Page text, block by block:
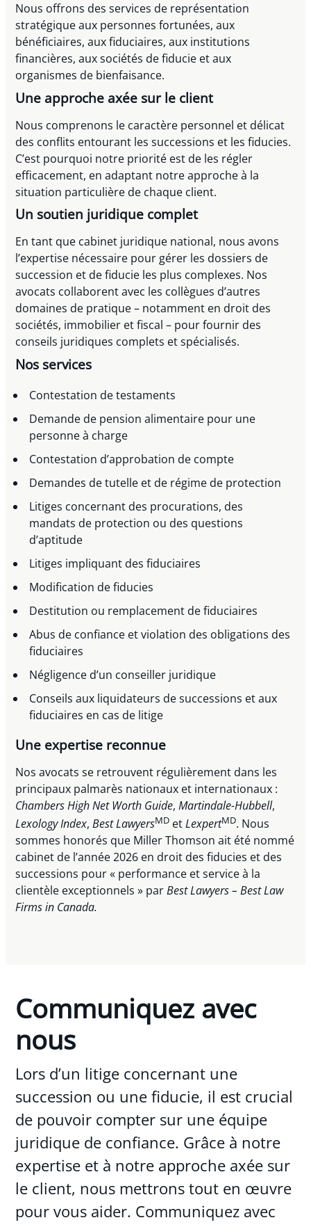
Nous offrons des services de représentation
stratégique aux personnes fortunées, aux
bénéficiaires, aux fiduciaires, aux institutions
financières, aux sociétés de fiducie et aux
organismes de bienfaisance.
Une approche axée sur le client
Nous comprenons le caractère personnel et délicat
des conflits entourant les successions et les fiducies.
C’est pourquoi notre priorité est de les régler
efficacement, en adaptant notre approche à la
situation particulière de chaque client.
Un soutien juridique complet
En tant que cabinet juridique national, nous avons
l’expertise nécessaire pour gérer les dossiers de
succession et de fiducie les plus complexes. Nos
avocats collaborent avec les collègues d’autres
domaines de pratique – notamment en droit des
sociétés, immobilier et fiscal – pour fournir des
conseils juridiques complets et spécialisés.
Nos services
Contestation de testaments
Demande de pension alimentaire pour une
personne à charge
Contestation d’approbation de compte
Demandes de tutelle et de régime de protection
Litiges concernant des procurations, des
mandats de protection ou des questions
d’aptitude
Litiges impliquant des fiduciaires
Modification de fiducies
Destitution ou remplacement de fiduciaires
Abus de confiance et violation des obligations des
fiduciaires
Négligence d’un conseiller juridique
Conseils aux liquidateurs de successions et aux
fiduciaires en cas de litige
Une expertise reconnue
Nos avocats se retrouvent régulièrement dans les
principaux palmarès nationaux et internationaux :
Chambers High Net Worth Guide,Martindale-Hubbell,
Lexology Index,Best LawyersMD etLexpertMD. Nous
sommes honorés que Miller Thomson ait été nommé
cabinet de l’année 2026 en droit des fiducies et des
successions pour « performance et service à la
clientèle exceptionnels » parBest Lawyers – Best Law
Firms in Canada.
Communiquez avec
nous
Lors d’un litige concernant une
succession ou une fiducie, il est crucial
de pouvoir compter sur une équipe
juridique de confiance. Grâce à notre
expertise et à notre approche axée sur
le client, nous mettrons tout en œuvre
pour vous aider. Communiquez avec